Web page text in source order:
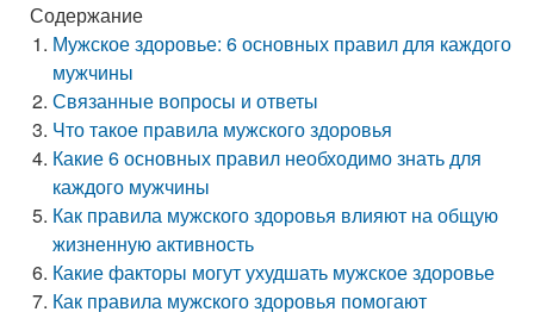
Содержание
Мужское здоровье: 6 основных правил для каждого
мужчины
Связанные вопросы и ответы
Что такое правила мужского здоровья
Какие 6 основных правил необходимо знать для
каждого мужчины
Как правила мужского здоровья влияют на общую
жизненную активность
Какие факторы могут ухудшать мужское здоровье
Как правила мужского здоровья помогают